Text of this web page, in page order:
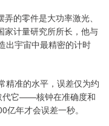
的零件是大功率激光、
家计量研究所所长，他与
出宇宙中最精密的计时
精准的水平，误差仅为约
代它——核钟在准确度和
年才会误差一秒。